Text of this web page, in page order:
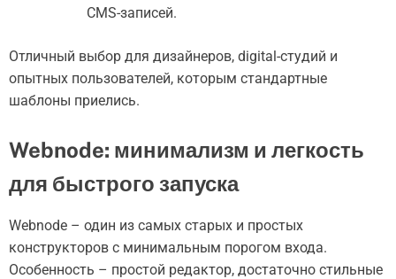
CMS-записей.
Отличный выбор для дизайнеров, digital-студий и
опытных пользователей, которым стандартные
шаблоны приелись.
Webnode: минимализм и легкость
для быстрого запуска
Webnode – один из самых старых и простых
конструкторов с минимальным порогом входа.
Особенность – простой редактор, достаточно стильные